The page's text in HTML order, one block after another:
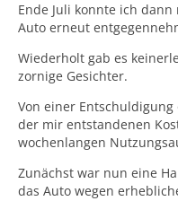
Ende Juli konnte ich
Auto erneut
Wiederholt gab es
zornige Gesichter.
Von einer
der mir entstandenen
wochenlangen
Zunächst war nun eine
das Auto wegen